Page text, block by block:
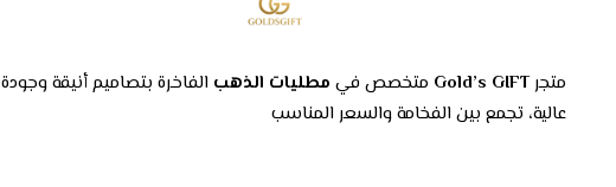
متجرGold’s GIFT متخصص في مطليات الذهب الفاخرة بتصاميم أنيقة وجودة
عالية، تجمع بين الفخامة والسعر المناسب